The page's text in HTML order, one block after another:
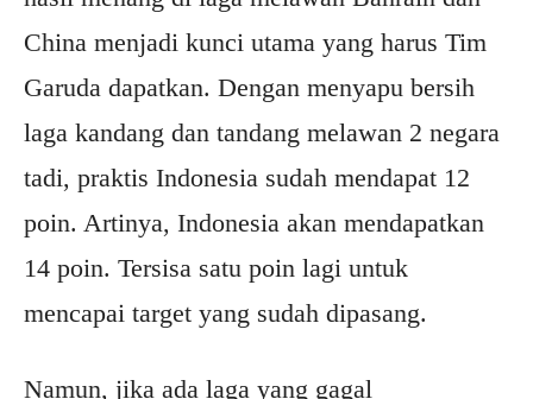
China menjadi kunci utama yang harus Tim
Garuda dapatkan. Dengan menyapu bersih
laga kandang dan tandang melawan 2 negara
tadi, praktis Indonesia sudah mendapat 12
poin. Artinya, Indonesia akan mendapatkan
14 poin. Tersisa satu poin lagi untuk
mencapai target yang sudah dipasang.
Namun, jika ada laga yang gagal